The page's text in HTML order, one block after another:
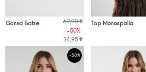
Gonna Balze
69,90 €
-50%
34,95 €
Top Monospalla
-50%